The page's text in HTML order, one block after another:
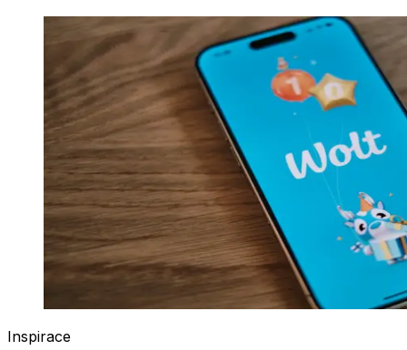
Inspirace